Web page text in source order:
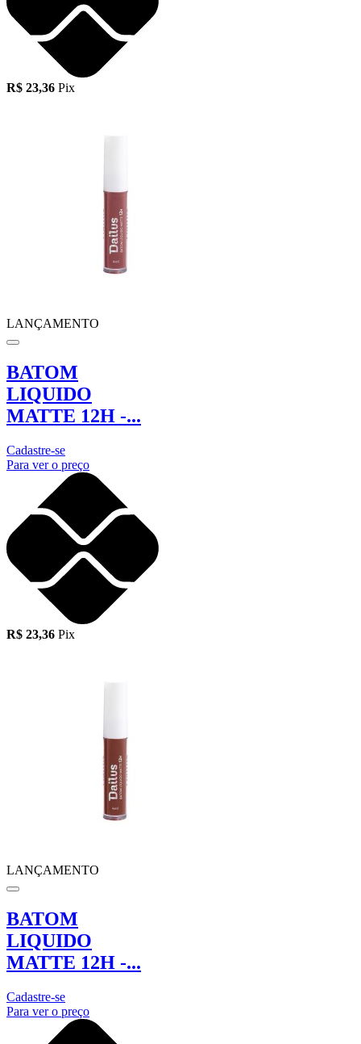
R$ 23,36 Pix
LANÇAMENTO
BATOM
LIQUIDO
MATTE 12H -...
Cadastre-se
Para ver o preço
R$ 23,36 Pix
LANÇAMENTO
BATOM
LIQUIDO
MATTE 12H -...
Cadastre-se
Para ver o preço